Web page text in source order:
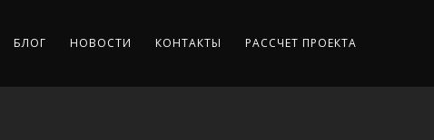
БЛОГ НОВОСТИ КОНТАКТЫ РАССЧЕТ ПРОЕКТА